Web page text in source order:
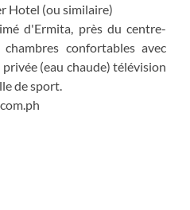
Hotel (ou similaire)
d'Ermita, près du centre-
confortables avec
(eau chaude) télévision
de sport.
(ou similaire) :
rizières en terrasses de
chaude et climatisation. Il